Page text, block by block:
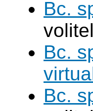
Bc.
Bc.
Bc.